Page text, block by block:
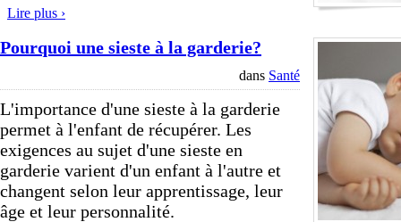
Lire plus ›
Pourquoi une sieste à la garderie?
dans Santé
L'importance d'une sieste à la garderie
permet à l'enfant de récupérer. Les
exigences au sujet d'une sieste en
garderie varient d'un enfant à l'autre et
changent selon leur apprentissage, leur
âge et leur personnalité.